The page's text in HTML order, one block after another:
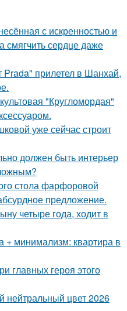
с искренностью и
смягчить сердце даже
прилетел в Шанхай,
"Кругломордая"
уже сейчас строит
должен быть интерьер
стола фарфоровой
предложение.
четыре года, ходит в
+ минимализм: квартира в
главных героя этого
цвет 2026